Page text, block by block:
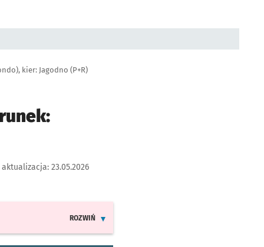
kier: Jagodno (P+R)
23.05.2026
ROZWIŃ